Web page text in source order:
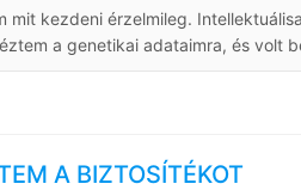
mit kezdeni érzelmileg.
a genetikai adataimra, és volt
A BIZTOSÍTÉKOT